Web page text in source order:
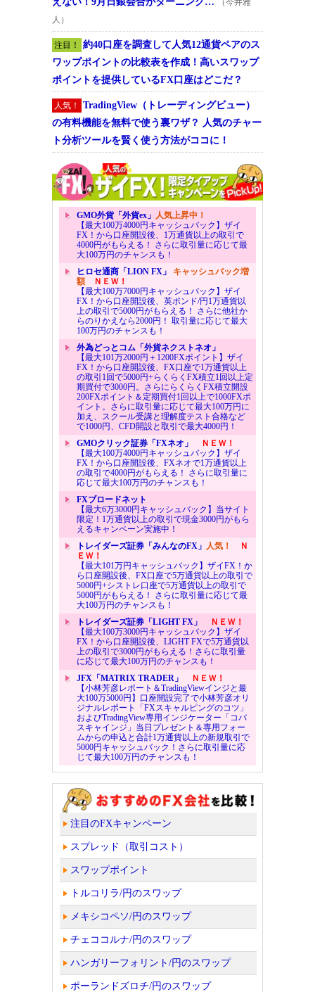
人）
注目！
約40口座を調査して人気12通貨ペアのス
ワップポイントの比較表を作成！高いスワップ
ポイントを提供しているFX口座はどこだ？
人気！
TradingView（トレーディングビュー）
の有料機能を無料で使う裏ワザ？ 人気のチャー
ト分析ツールを賢く使う方法がココに！
GMO外貨「外貨ex」 人気上昇中！
【最大100万4000円キャッシュバック】ザイ
FX！から口座開設後、1万通貨以上の取引で
4000円がもらえる！ さらに取引量に応じて最
大100万円のチャンスも！
ヒロセ通商「LION FX」 キャッシュバック増
額ＮＥＷ！
【最大100万7000円キャッシュバック】ザイ
FX！から口座開設後、英ポンド/円1万通貨以
上の取引で5000円がもらえる！ さらに他社か
らのりかえなら2000円！ 取引量に応じて最大
100万円のチャンスも！
外為どっとコム「外貨ネクストネオ」
【最大101万2000円＋1200FXポイント】ザイ
FX！から口座開設後、FX口座で1万通貨以上
の取引1回で5000円+らくらくFX積立1回以上定
期買付で3000円。さらにらくらくFX積立開設
200FXポイント＆定期買付1回以上で1000FXポ
イント。さらに取引量に応じて最大100万円に
加え、スクール受講と理解度テスト合格など
で1000円、CFD開設と取引で最大4000円！
GMOクリック証券「FXネオ」
ＮＥＷ！
【最大100万4000円キャッシュバック】ザイ
FX！から口座開設後、FXネオで1万通貨以上
の取引で4000円がもらえる！ さらに取引量に
応じて最大100万円のチャンスも！
FXブロードネット
【最大6万3000円キャッシュバック】当サイト
限定！1万通貨以上の取引で現金3000円がもら
えるキャンペーン実施中！
トレイダーズ証券「みんなのFX」 人気！
Ｎ
ＥＷ！
【最大101万円キャッシュバック】ザイFX！か
ら口座開設後、FX口座で5万通貨以上の取引で
5000円+シストレ口座で5万通貨以上の取引で
5000円がもらえる！ さらに取引量に応じて最
大100万円のチャンスも！
トレイダーズ証券「LIGHT FX」
ＮＥＷ！
【最大100万3000円キャッシュバック】ザイ
FX！から口座開設後、LIGHT FXで5万通貨以
上の取引で3000円がもらえる！さらに取引量
に応じて最大100万円のチャンスも！
JFX「MATRIX TRADER」
ＮＥＷ！
【小林芳彦レポート＆TradingViewインジと最
大100万5000円】口座開設完了で小林芳彦オリ
ジナルレポート「FXスキャルピングのコツ」
およびTradingView専用インジケーター「コバ
スキャインジ」当日プレゼント＆専用フォー
ムからの申込と合計1万通貨以上の新規取引で
5000円キャッシュバック！さらに取引量に応
じて最大100万円のチャンスも！
注目のFXキャンペーン
スプレッド（取引コスト）
スワップポイント
トルコリラ/円のスワップ
メキシコペソ/円のスワップ
チェココルナ/円のスワップ
ハンガリーフォリント/円のスワップ
ポーランドズロチ/円のスワップ